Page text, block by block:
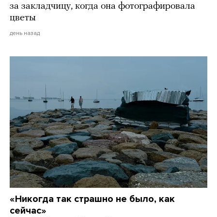
за закладчицу, когда она фотографировала
цветы
день назад
«Никогда так страшно не было, как
сейчас»